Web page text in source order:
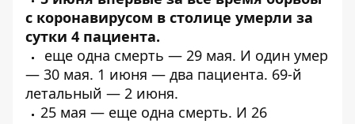
с коронавирусом в столице умерли за
сутки 4 пациента.
еще одна смерть — 29 мая. И один умер
— 30 мая. 1 июня — два пациента. 69-й
летальный — 2 июня.
25 мая — еще одна смерть. И 26